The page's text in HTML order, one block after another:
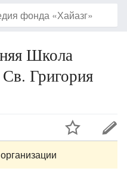
Школа
Григория